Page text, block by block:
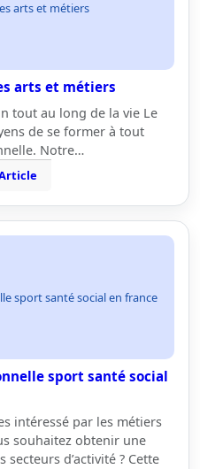
arts et métiers
arts et métiers
tout au long de la vie Le
de se former à tout
Notre…
sport santé social en france
sport santé social
intéressé par les métiers
souhaitez obtenir une
d’activité ? Cette